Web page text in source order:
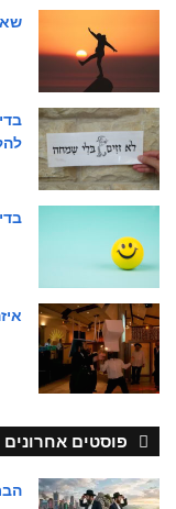
פוסטים אחרונים